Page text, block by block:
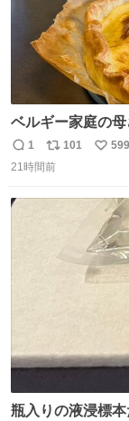
ベルギー家庭の
は「砂糖のケー
け、クリームと
ギーのだよ」とい
ン戦争の歴史が
返
信
1
リ
ポ
101
い
数
599
21時間前
瓶入りの液浸標